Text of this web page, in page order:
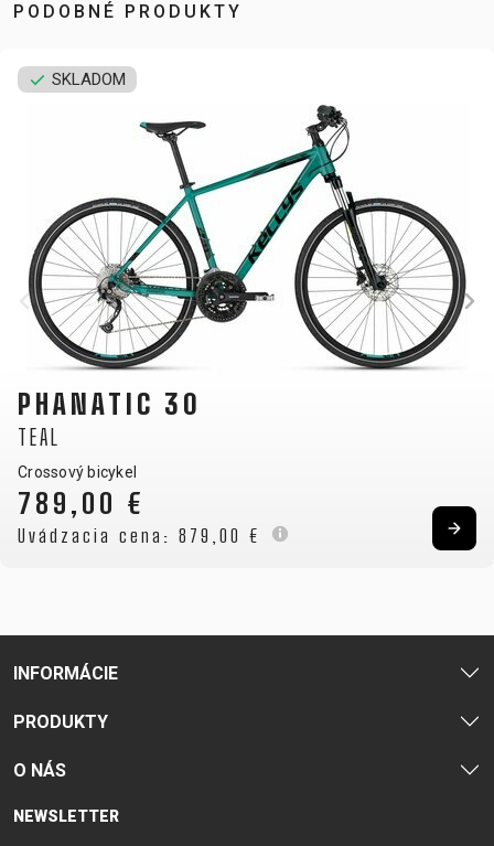
PODOBNÉ PRODUKTY
SKLADOM
PHANATIC 30
TEAL
Crossový bicykel
789,00 €
Uvádzacia cena: 879,00 €
INFORMÁCIE
PRODUKTY
O NÁS
NEWSLETTER